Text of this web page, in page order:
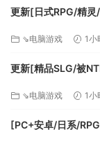
一较高下！
操作直观的快节奏
原创音乐！
音乐
更新[日式RPG/精
⇘电脑游戏 1小
更新[精品SLG/被
⇘电脑游戏 1小
[PC+安卓/日系/